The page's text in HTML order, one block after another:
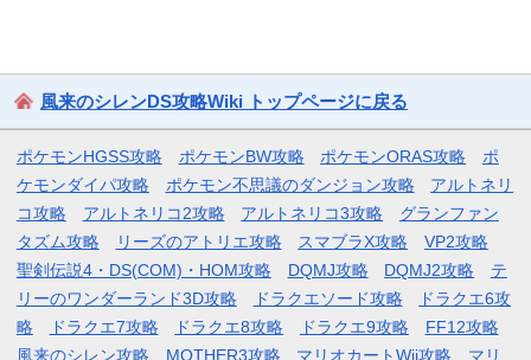
風来のシレンDS攻略Wiki トップページに戻る
ポケモンHGSS攻略 ポケモンBW攻略 ポケモンORAS攻略
ポ
ケモンダイパ攻略
ポケモン不思議のダンジョン攻略
アルトネリ
コ攻略
アルトネリコ2攻略 アルトネリコ3攻略
グランファン
タズム攻略
リーズのアトリエ攻略 スマブラX攻略
VP2攻略
聖剣伝説4・DS(COM)・HOM攻略
DQMJ攻略 DQMJ2攻略
テ
リーのワンダーランド3D攻略
ドラクエソード攻略
ドラクエ6攻
略
ドラクエ7攻略 ドラクエ8攻略 ドラクエ9攻略
FF12攻略
風来のシレン攻略
MOTHER3攻略 マリオカートWii攻略 マリ